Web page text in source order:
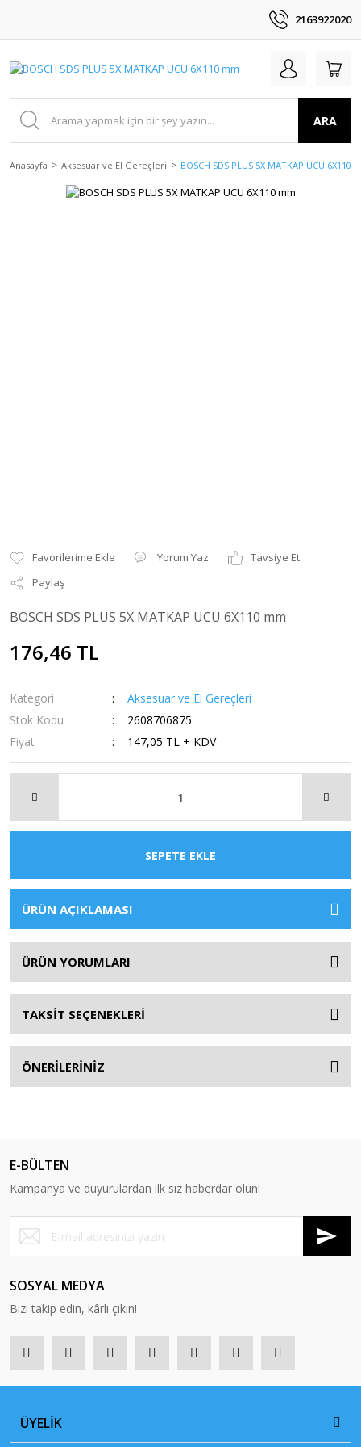
2163922020
ARA
Anasayfa Aksesuar ve El Gereçleri BOSCH SDS PLUS 5X MATKAP UCU 6X110
Yorum Yaz
Tavsiye Et
Paylaş
BOSCH SDS PLUS 5X MATKAP UCU 6X110 mm
176,46 TL
Kategori
Aksesuar ve El Gereçleri
Stok Kodu
2608706875
Fiyat
147,05 TL + KDV
SEPETE EKLE
ÜRÜN AÇIKLAMASI
ÜRÜN YORUMLARI
TAKSİT SEÇENEKLERİ
ÖNERİLERİNİZ
E-BÜLTEN
Kampanya ve duyurulardan ilk siz haberdar olun!
SOSYAL MEDYA
Bizi takip edin, kârlı çıkın!
ÜYELİK